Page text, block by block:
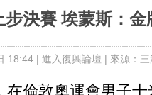
決賽 埃蒙斯：金
18:44 | 進入復興論壇 | 來源：
倫敦奧運會男子十